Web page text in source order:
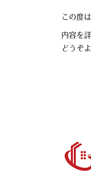
この度
内容を
どうぞ